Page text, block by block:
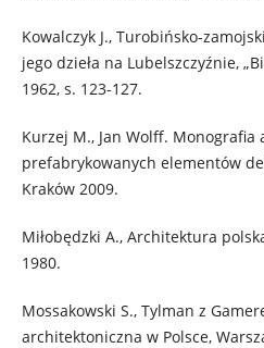
Kowalczyk J., Turobińsko-
jego dzieła na Lubelszczyźnie,
1962, s. 123-127.
Kurzej M., Jan Wolff.
prefabrykowanych elementów
Kraków 2009.
Miłobędzki A., Architektura
1980.
Mossakowski S., Tylman z
architektoniczna w Polsce,